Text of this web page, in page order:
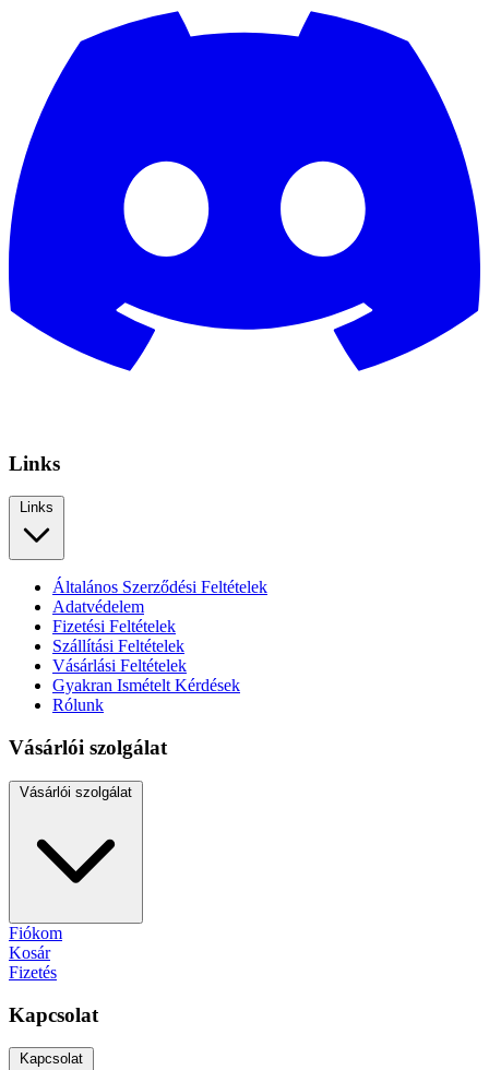
Links
Links
Általános Szerződési Feltételek
Adatvédelem
Fizetési Feltételek
Szállítási Feltételek
Vásárlási Feltételek
Gyakran Ismételt Kérdések
Rólunk
Vásárlói szolgálat
Vásárlói szolgálat
Fiókom
Kosár
Fizetés
Kapcsolat
Kapcsolat